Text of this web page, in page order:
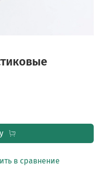
в сравнение